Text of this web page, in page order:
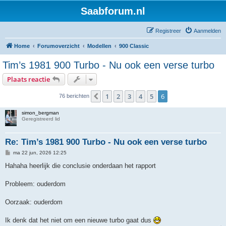
Saabforum.nl
Aanmelden
Registreer
Home Forumoverzicht Modellen 900 Classic
Tim’s 1981 900 Turbo - Nu ook een verse turbo
Plaats reactie
76 berichten Vorige
1 2 3 4 5 6
simon_bergman
Geregistreerd lid
Re: Tim’s 1981 900 Turbo - Nu ook een verse turbo
B
r
h
ma 22 jun, 2026 12:25
Hahaha heerlijk die conclusie onderdaan het rapport
Probleem: ouderdom
Oorzaak: ouderdom
Ik denk dat het niet om een nieuwe turbo gaat dus